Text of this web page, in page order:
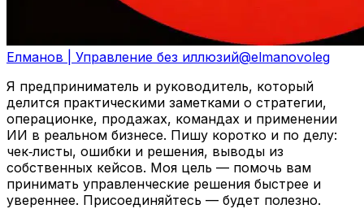
Елманов | Управление без иллюзий@elmanovoleg
Я предприниматель и руководитель, который
делится практическими заметками о стратегии,
операционке, продажах, командах и применении
ИИ в реальном бизнесе. Пишу коротко и по делу:
чек‑листы, ошибки и решения, выводы из
собственных кейсов. Моя цель — помочь вам
принимать управленческие решения быстрее и
увереннее. Присоединяйтесь — будет полезно.